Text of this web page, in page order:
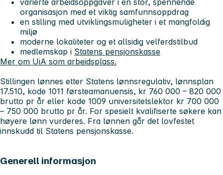
varierte arbeidsoppgaver i en stor, spennende
organisasjon med et viktig samfunnsoppdrag
en stilling med utviklingsmuligheter i et mangfoldig
miljø
moderne lokaliteter og et allsidig velferdstilbud
medlemskap i Statens pensjonskasse
Mer om UiA som arbeidsplass.
Stillingen lønnes etter Statens lønnsregulativ, lønnsplan
17.510, kode 1011 førsteamanuensis, kr 760 000 – 820 000
brutto pr år eller kode 1009 universitetslektor kr 700 000
– 750 000 brutto pr år. For spesielt kvalifiserte søkere kan
høyere lønn vurderes. Fra lønnen går det lovfestet
innskudd til Statens pensjonskasse.
Generell informasjon